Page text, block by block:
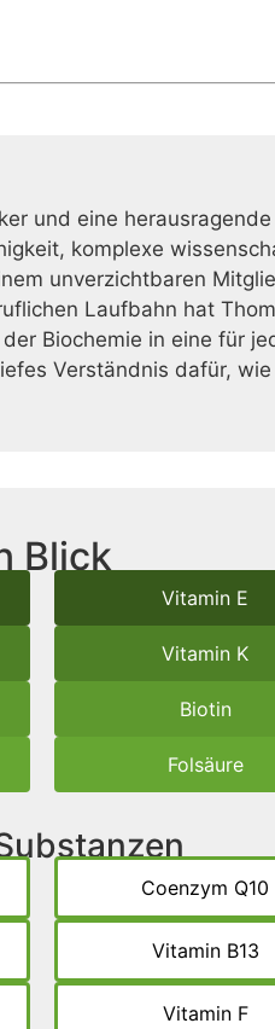
und eine
komplexe
unverzichtbaren
Laufbahn hat
Biochemie in eine für
Verständnis dafür,
Blick
Vitamin E
Vitamin K
Biotin
Folsäure
Coenzym Q10
Vitamin B13
Vitamin F